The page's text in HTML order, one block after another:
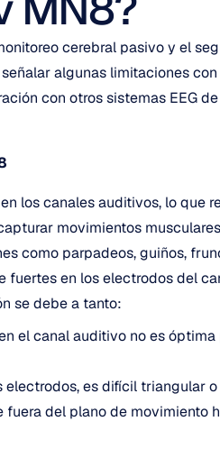
cerebral pasivo y el
algunas limitaciones
con otros sistemas EEG
los canales auditivos, lo que
movimientos
como parpadeos, guiños,
fuertes en los electrodos del
se debe a tanto:
el canal auditivo no es
electrodos, es difícil triangular
del plano de movimiento